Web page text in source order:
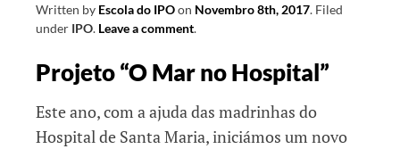
Written by Escola do IPOon Novembro 8th, 2017. Filed
under IPO. Leave a comment.
Projeto “O Mar no Hospital”
Este ano, com a ajuda das madrinhas do
Hospital de Santa Maria, iniciámos um novo